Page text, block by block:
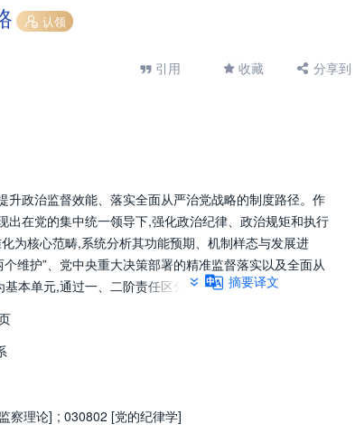
认领
引用 收藏 分享到
政治监督效能、落实全面从严治党战略的制度路径。作
出在党的集中统一领导下,强化政治纪律、政治规矩和执行
为核心范畴,系统分析其功能预期、机制样态与发展进
维护”、党中央重大决策部署的精准监督落实以及全面从
本单元,通过一、二阶责任区分党委主体责任与纪委专责
信息化监督体系,以提升问题识别能力;通过强化对高校
式监督体系,实现政治监督的领域拓展与系统协同,以增强
摘要译文
察理论] ; 030802 [党的纪律学]